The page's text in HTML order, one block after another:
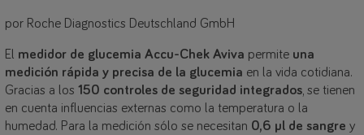
por Roche Diagnostics Deutschland GmbH
El medidor de glucemia Accu-Chek Aviva permite una
medición rápida y precisa de la glucemia en la vida cotidiana.
Gracias a los 150 controles de seguridad integrados, se tienen
en cuenta influencias externas como la temperatura o la
humedad. Para la medición sólo se necesitan 0,6 µl de sangre y